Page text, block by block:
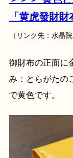
「黄虎發財財
（リンク先：水晶
御財布の正面に
み：とらがたの
で黄色です。